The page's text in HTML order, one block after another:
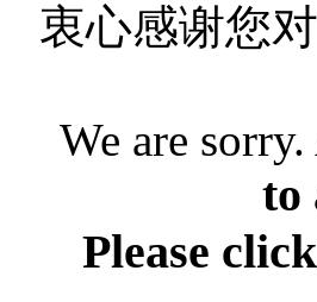
衷心感谢您
We are
to
Please